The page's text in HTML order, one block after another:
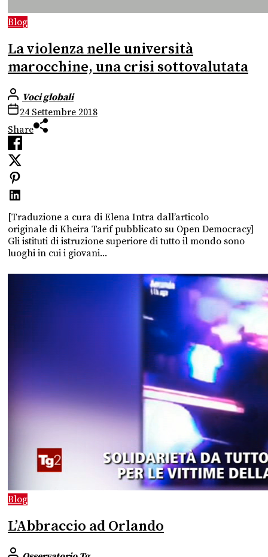
Blog
La violenza nelle università
marocchine, una crisi sottovalutata
Voci globali
24 Settembre 2018
Share
[Traduzione a cura di Elena Intra dall’articolo
originale di Kheira Tarif pubblicato su Open Democracy]
Gli istituti di istruzione superiore di tutto il mondo sono
luoghi in cui i giovani...
Blog
L’Abbraccio ad Orlando